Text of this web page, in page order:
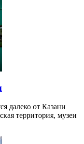
далеко от Казани
территория, музеи